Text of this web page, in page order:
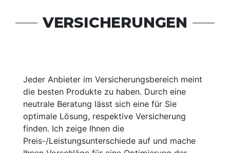
VERSICHERUNGEN
Jeder Anbieter im Versicherungsbereich meint
die besten Produkte zu haben. Durch eine
neutrale Beratung lässt sich eine für Sie
optimale Lösung, respektive Versicherung
finden. Ich zeige Ihnen die
Preis-/Leistungsunterschiede auf und mache